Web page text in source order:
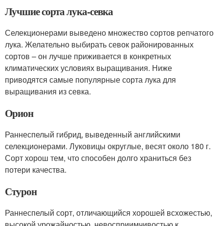
Лучшие сорта лука-севка
Селекционерами выведено множество сортов репчатого
лука. Желательно выбирать севок районированных
сортов – он лучше приживается в конкретных
климатических условиях выращивания. Ниже
приводятся самые популярные сорта лука для
выращивания из севка.
Орион
Раннеспелый гибрид, выведенный английскими
селекционерами. Луковицы округлые, весят около 180 г.
Сорт хорош тем, что способен долго храниться без
потери качества.
Стурон
Раннеспелый сорт, отличающийся хорошей всхожестью,